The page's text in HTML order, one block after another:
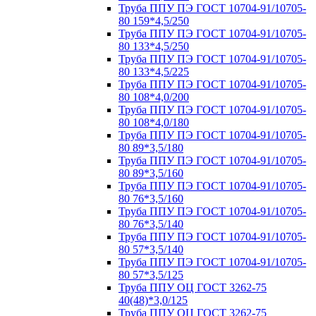
Труба ППУ ПЭ ГОСТ 10704-91/10705-
80 159*4,5/250
Труба ППУ ПЭ ГОСТ 10704-91/10705-
80 133*4,5/250
Труба ППУ ПЭ ГОСТ 10704-91/10705-
80 133*4,5/225
Труба ППУ ПЭ ГОСТ 10704-91/10705-
80 108*4,0/200
Труба ППУ ПЭ ГОСТ 10704-91/10705-
80 108*4,0/180
Труба ППУ ПЭ ГОСТ 10704-91/10705-
80 89*3,5/180
Труба ППУ ПЭ ГОСТ 10704-91/10705-
80 89*3,5/160
Труба ППУ ПЭ ГОСТ 10704-91/10705-
80 76*3,5/160
Труба ППУ ПЭ ГОСТ 10704-91/10705-
80 76*3,5/140
Труба ППУ ПЭ ГОСТ 10704-91/10705-
80 57*3,5/140
Труба ППУ ПЭ ГОСТ 10704-91/10705-
80 57*3,5/125
Труба ППУ ОЦ ГОСТ 3262-75
40(48)*3,0/125
Труба ППУ ОЦ ГОСТ 3262-75